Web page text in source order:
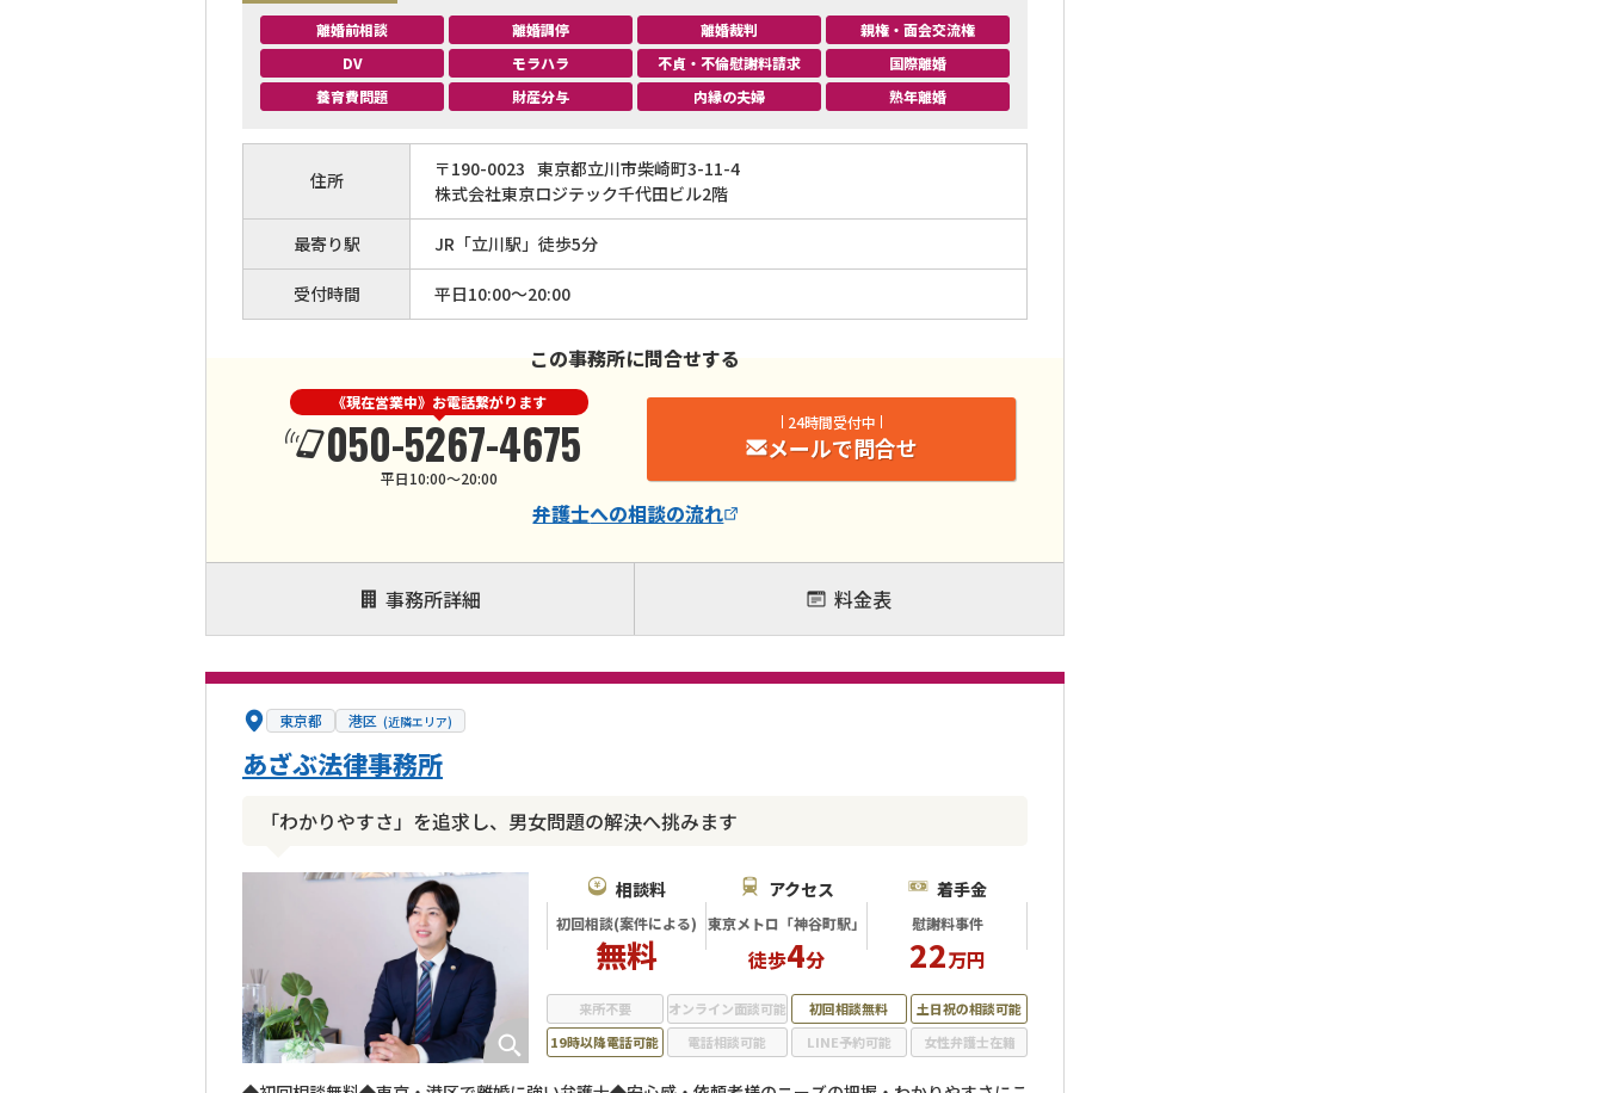
離婚前相談 離婚調停 離婚裁判
親権・面会交流権
DV
モラハラ 不貞・不倫慰謝料請求
国際離婚
養育費問題
財産分与 内縁の夫婦 熟年離婚
住所 〒190-0023 東京都立川市柴崎町3-11-4
株式会社東京ロジテック千代田ビル2階
最寄り駅 JR「立川駅」徒歩5分
受付時間 平日10:00～20:00
この事務所に問合せする
《現在営業中》お電話繋がります
050-5267-4675
平日10:00～20:00
24時間受付中
メールで問合せ
弁護士への相談の流れ
事務所詳細 料金表
東京都 港区 (近隣エリア)
「わかりやすさ」を追求し、男女問題の解決へ挑みます
あざぶ法律事務所
相談料
初回相談(案件による)
無料
アクセス
東京メトロ「神谷町駅」
徒歩4分
着手金
慰謝料事件
22万円
来所不要 オンライン面談可能 初回相談無料
土日祝の相談可能
19時以降電話可能
電話相談可能 LINE予約可能 女性弁護士在籍